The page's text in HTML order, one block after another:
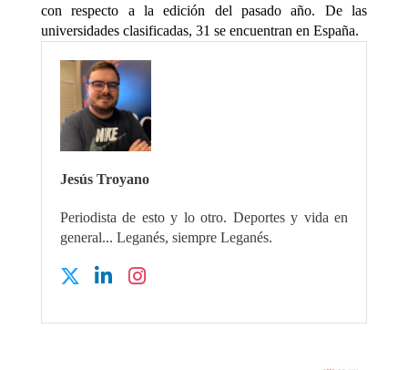
con respecto a la edición del pasado año. De las
universidades clasificadas, 31 se encuentran en España.
Jesús Troyano
Periodista de esto y lo otro. Deportes y vida en
general... Leganés, siempre Leganés.